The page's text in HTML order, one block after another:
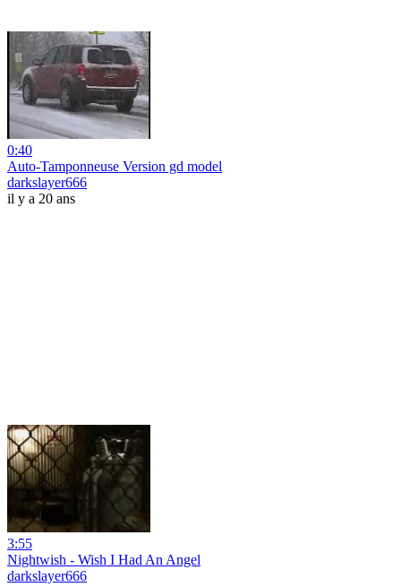
0:40
Auto-Tamponneuse Version gd model
darkslayer666
il y a 20 ans
3:55
Nightwish - Wish I Had An Angel
darkslayer666